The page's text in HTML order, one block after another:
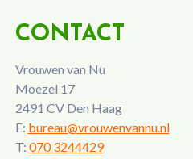
CONTACT
Vrouwen van Nu
Moezel 17
2491 CV Den Haag
E: bureau@vrouwenvannu.nl
T: 070 3244429